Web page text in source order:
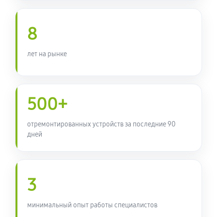
Замена тачпада ноутбука Acer P2 TMP2155232WA
1350 руб
TMP2155232WA
Ремонт петель крышки
8
лет на рынке
500+
отремонтированных устройств за последние 90
дней
3
минимальный опыт работы специалистов